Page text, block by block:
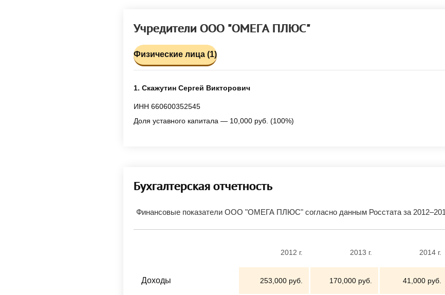
Учредители ООО "ОМЕГА ПЛЮС"
Физические лица (1)
1. Скажутин Сергей Викторович
ИНН 660600352545
Доля уставного капитала — 10,000 руб. (100%)
Бухгалтерская отчетность
Финансовые показатели ООО "ОМЕГА ПЛЮС" согласно данным Росстата за
2012 г. 2013 г. 2014 г.
Доходы 253,000 руб. 170,000 руб. 41,000 руб.